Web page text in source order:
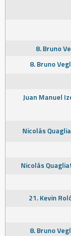
8. Bruno
8. Bruno
Juan Manuel
Nicolás
Nicolás
21. Kevin
8. Bruno